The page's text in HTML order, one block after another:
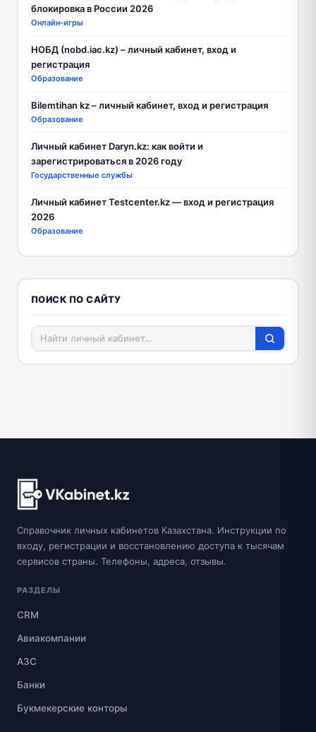
блокировка в России 2026
Онлайн-игры
НОБД (nobd.iac.kz) – личный кабинет, вход и
регистрация
Образование
Bilemtihan kz – личный кабинет, вход и регистрация
Образование
Личный кабинет Daryn.kz: как войти и
зарегистрироваться в 2026 году
Государственные службы
Личный кабинет Testcenter.kz — вход и регистрация
2026
Образование
ПОИСК ПО САЙТУ
Справочник личных кабинетов Казахстана. Инструкции по
входу, регистрации и восстановлению доступа к тысячам
сервисов страны. Телефоны, адреса, отзывы.
РАЗДЕЛЫ
CRM
Авиакомпании
АЗС
Банки
Букмекерские конторы